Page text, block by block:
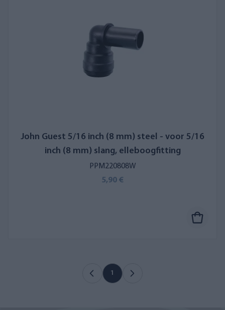
John Guest 5/16 inch (8 mm) steel - voor 5/16
inch (8 mm) slang, elleboogfitting
PPM220808W
5,90 €
1